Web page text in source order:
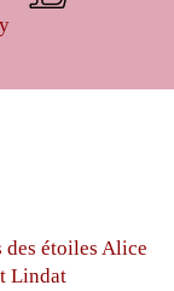
étoiles Alice
Lindat